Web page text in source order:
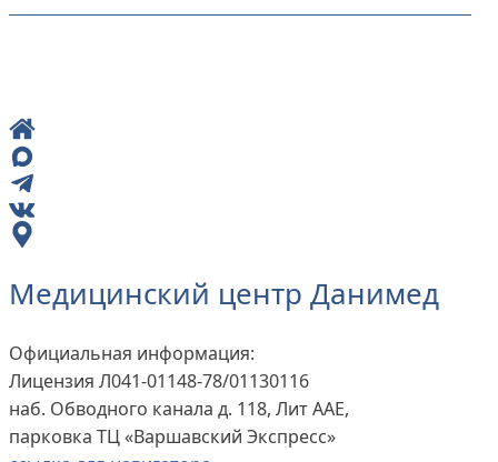
Медицинский центр Данимед
Официальная информация:
Лицензия Л041-01148-78/01130116
наб. Обводного канала д. 118, Лит ААЕ,
парковка ТЦ «Варшавский Экспресс»